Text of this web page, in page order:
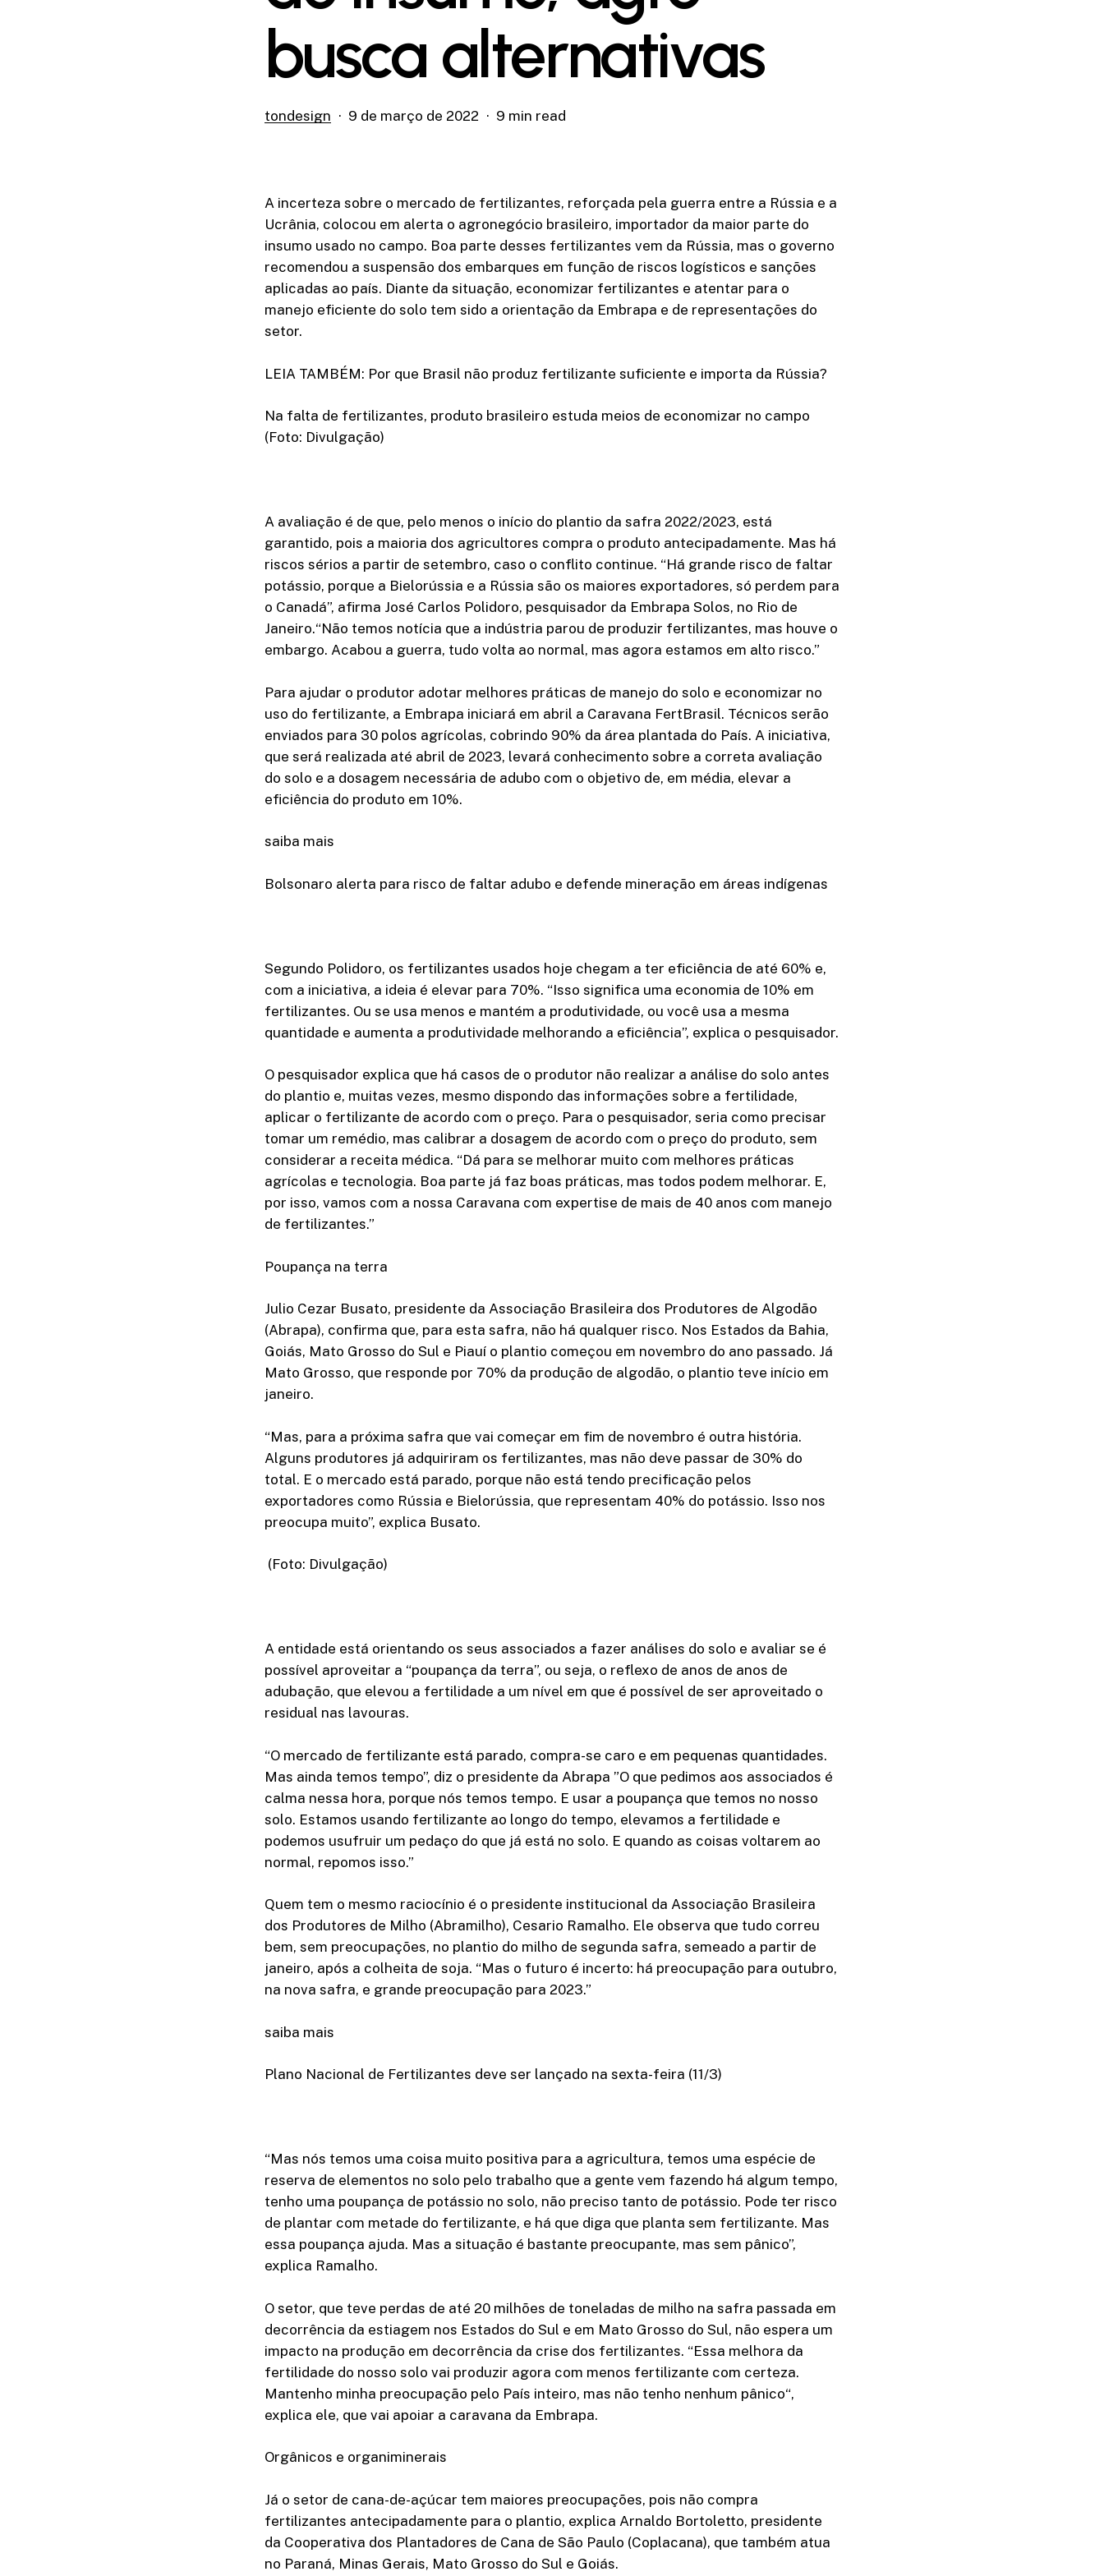
busca alternativas
tondesign 9 de março de 2022 9 min read
A incerteza sobre o mercado de fertilizantes, reforçada pela guerra entre a Rússia e a
Ucrânia, colocou em alerta o agronegócio brasileiro, importador da maior parte do
insumo usado no campo. Boa parte desses fertilizantes vem da Rússia, mas o governo
recomendou a suspensão dos embarques em função de riscos logísticos e sanções
aplicadas ao país. Diante da situação, economizar fertilizantes e atentar para o
manejo eficiente do solo tem sido a orientação da Embrapa e de representações do
setor.
LEIA TAMBÉM: Por que Brasil não produz fertilizante suficiente e importa da Rússia?
Na falta de fertilizantes, produto brasileiro estuda meios de economizar no campo
(Foto: Divulgação)
A avaliação é de que, pelo menos o início do plantio da safra 2022/2023, está
garantido, pois a maioria dos agricultores compra o produto antecipadamente. Mas há
riscos sérios a partir de setembro, caso o conflito continue. “Há grande risco de faltar
potássio, porque a Bielorússia e a Rússia são os maiores exportadores, só perdem para
o Canadá”, afirma José Carlos Polidoro, pesquisador da Embrapa Solos, no Rio de
Janeiro.“Não temos notícia que a indústria parou de produzir fertilizantes, mas houve o
embargo. Acabou a guerra, tudo volta ao normal, mas agora estamos em alto risco.”
Para ajudar o produtor adotar melhores práticas de manejo do solo e economizar no
uso do fertilizante, a Embrapa iniciará em abril a Caravana FertBrasil. Técnicos serão
enviados para 30 polos agrícolas, cobrindo 90% da área plantada do País. A iniciativa,
que será realizada até abril de 2023, levará conhecimento sobre a correta avaliação
do solo e a dosagem necessária de adubo com o objetivo de, em média, elevar a
eficiência do produto em 10%.
saiba mais
Bolsonaro alerta para risco de faltar adubo e defende mineração em áreas indígenas
Segundo Polidoro, os fertilizantes usados hoje chegam a ter eficiência de até 60% e,
com a iniciativa, a ideia é elevar para 70%. “Isso significa uma economia de 10% em
fertilizantes. Ou se usa menos e mantém a produtividade, ou você usa a mesma
quantidade e aumenta a produtividade melhorando a eficiência”, explica o pesquisador.
O pesquisador explica que há casos de o produtor não realizar a análise do solo antes
do plantio e, muitas vezes, mesmo dispondo das informações sobre a fertilidade,
aplicar o fertilizante de acordo com o preço. Para o pesquisador, seria como precisar
tomar um remédio, mas calibrar a dosagem de acordo com o preço do produto, sem
considerar a receita médica. “Dá para se melhorar muito com melhores práticas
agrícolas e tecnologia. Boa parte já faz boas práticas, mas todos podem melhorar. E,
por isso, vamos com a nossa Caravana com expertise de mais de 40 anos com manejo
de fertilizantes.”
Poupança na terra
Julio Cezar Busato, presidente da Associação Brasileira dos Produtores de Algodão
(Abrapa), confirma que, para esta safra, não há qualquer risco. Nos Estados da Bahia,
Goiás, Mato Grosso do Sul e Piauí o plantio começou em novembro do ano passado. Já
Mato Grosso, que responde por 70% da produção de algodão, o plantio teve início em
janeiro.
“Mas, para a próxima safra que vai começar em fim de novembro é outra história.
Alguns produtores já adquiriram os fertilizantes, mas não deve passar de 30% do
total. E o mercado está parado, porque não está tendo precificação pelos
exportadores como Rússia e Bielorússia, que representam 40% do potássio. Isso nos
preocupa muito”, explica Busato.
(Foto: Divulgação)
A entidade está orientando os seus associados a fazer análises do solo e avaliar se é
possível aproveitar a “poupança da terra”, ou seja, o reflexo de anos de anos de
adubação, que elevou a fertilidade a um nível em que é possível de ser aproveitado o
residual nas lavouras.
“O mercado de fertilizante está parado, compra-se caro e em pequenas quantidades.
Mas ainda temos tempo”, diz o presidente da Abrapa ”O que pedimos aos associados é
calma nessa hora, porque nós temos tempo. E usar a poupança que temos no nosso
solo. Estamos usando fertilizante ao longo do tempo, elevamos a fertilidade e
podemos usufruir um pedaço do que já está no solo. E quando as coisas voltarem ao
normal, repomos isso.”
Quem tem o mesmo raciocínio é o presidente institucional da Associação Brasileira
dos Produtores de Milho (Abramilho), Cesario Ramalho. Ele observa que tudo correu
bem, sem preocupações, no plantio do milho de segunda safra, semeado a partir de
janeiro, após a colheita de soja. “Mas o futuro é incerto: há preocupação para outubro,
na nova safra, e grande preocupação para 2023.”
saiba mais
Plano Nacional de Fertilizantes deve ser lançado na sexta-feira (11/3)
“Mas nós temos uma coisa muito positiva para a agricultura, temos uma espécie de
reserva de elementos no solo pelo trabalho que a gente vem fazendo há algum tempo,
tenho uma poupança de potássio no solo, não preciso tanto de potássio. Pode ter risco
de plantar com metade do fertilizante, e há que diga que planta sem fertilizante. Mas
essa poupança ajuda. Mas a situação é bastante preocupante, mas sem pânico”,
explica Ramalho.
O setor, que teve perdas de até 20 milhões de toneladas de milho na safra passada em
decorrência da estiagem nos Estados do Sul e em Mato Grosso do Sul, não espera um
impacto na produção em decorrência da crise dos fertilizantes. “Essa melhora da
fertilidade do nosso solo vai produzir agora com menos fertilizante com certeza.
Mantenho minha preocupação pelo País inteiro, mas não tenho nenhum pânico“,
explica ele, que vai apoiar a caravana da Embrapa.
Orgânicos e organiminerais
Já o setor de cana-de-açúcar tem maiores preocupações, pois não compra
fertilizantes antecipadamente para o plantio, explica Arnaldo Bortoletto, presidente
da Cooperativa dos Plantadores de Cana de São Paulo (Coplacana), que também atua
no Paraná, Minas Gerais, Mato Grosso do Sul e Goiás.